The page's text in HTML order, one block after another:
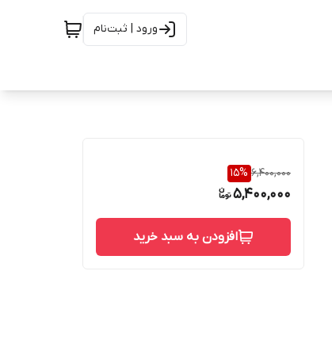
ورود | ثبت‌نام
6,400,000
15%
5,400,000
افزودن به سبد خرید